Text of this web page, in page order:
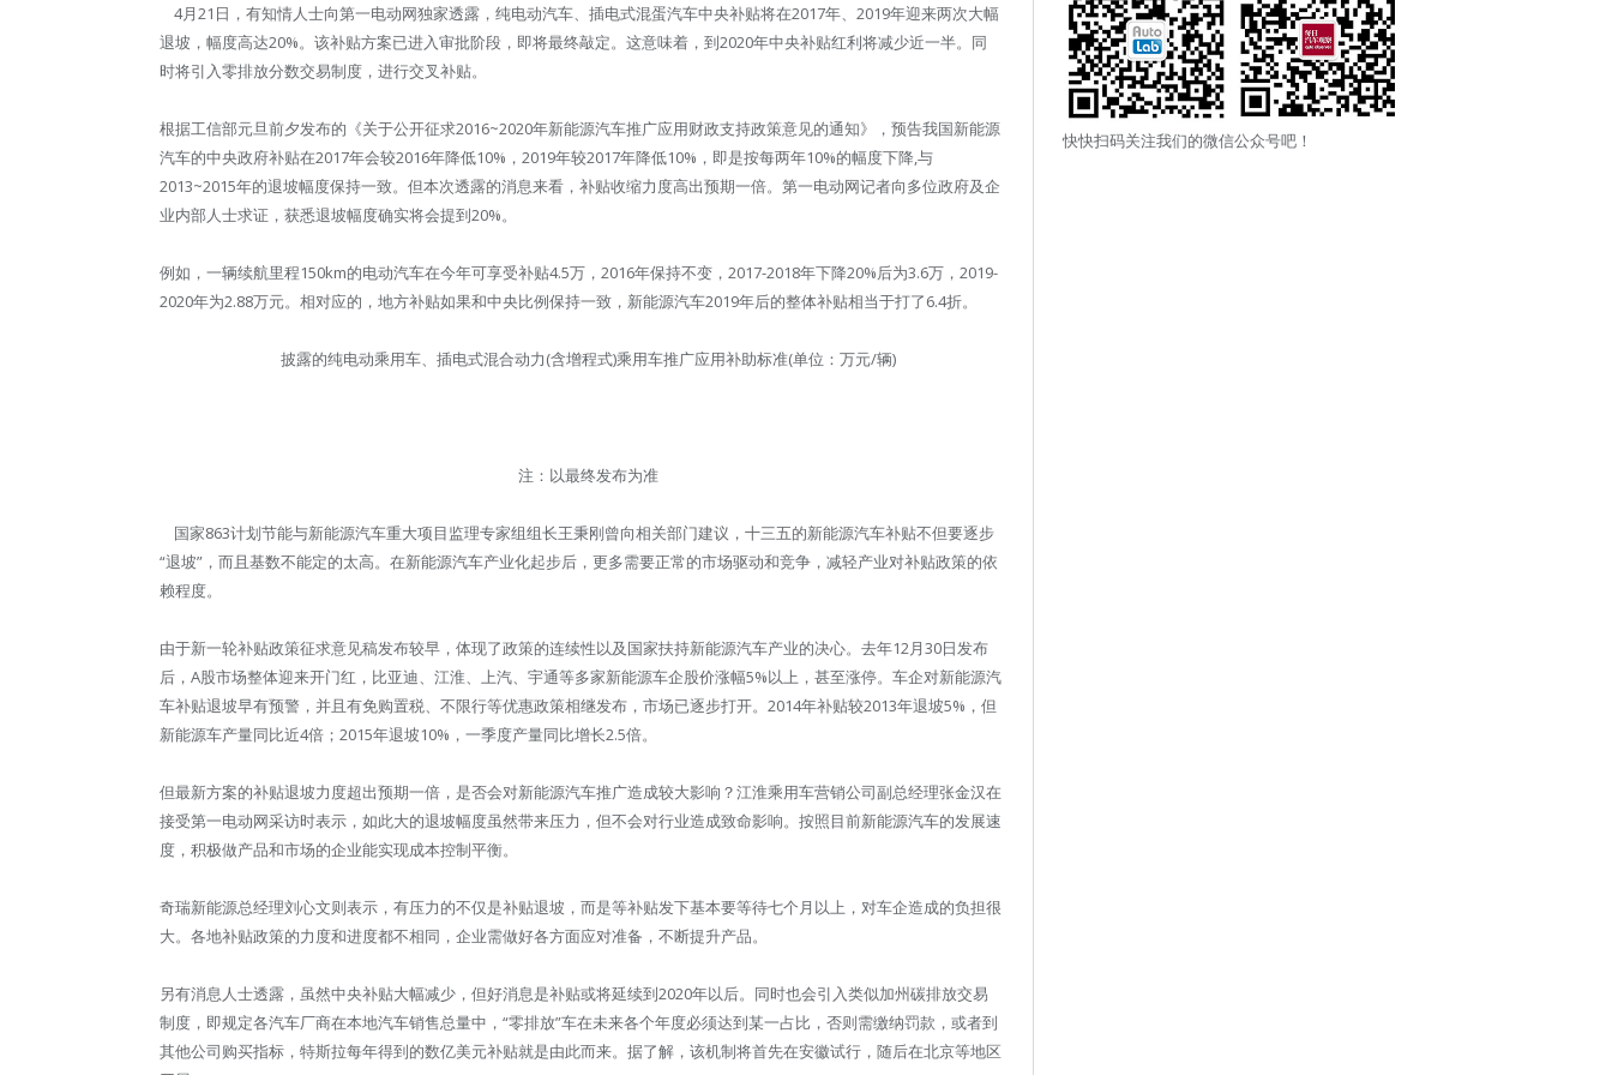
4月21日，有知情人士向第一电动网独家透露，纯电动汽车、插电式混蛋汽车中央补贴将在2017年、2019年迎来两次大幅
退坡，幅度高达20%。该补贴方案已进入审批阶段，即将最终敲定。这意味着，到2020年中央补贴红利将减少近一半。同
时将引入零排放分数交易制度，进行交叉补贴。
根据工信部元旦前夕发布的《关于公开征求2016~2020年新能源汽车推广应用财政支持政策意见的通知》，预告我国新能源
汽车的中央政府补贴在2017年会较2016年降低10%，2019年较2017年降低10%，即是按每两年10%的幅度下降,与
2013~2015年的退坡幅度保持一致。但本次透露的消息来看，补贴收缩力度高出预期一倍。第一电动网记者向多位政府及企
业内部人士求证，获悉退坡幅度确实将会提到20%。
例如，一辆续航里程150km的电动汽车在今年可享受补贴4.5万，2016年保持不变，2017-2018年下降20%后为3.6万，2019-
2020年为2.88万元。相对应的，地方补贴如果和中央比例保持一致，新能源汽车2019年后的整体补贴相当于打了6.4折。
披露的纯电动乘用车、插电式混合动力(含增程式)乘用车推广应用补助标准(单位：万元/辆)
注：以最终发布为准
国家863计划节能与新能源汽车重大项目监理专家组组长王秉刚曾向相关部门建议，十三五的新能源汽车补贴不但要逐步
“退坡”，而且基数不能定的太高。在新能源汽车产业化起步后，更多需要正常的市场驱动和竞争，减轻产业对补贴政策的依
赖程度。
由于新一轮补贴政策征求意见稿发布较早，体现了政策的连续性以及国家扶持新能源汽车产业的决心。去年12月30日发布
后，A股市场整体迎来开门红，比亚迪、江淮、上汽、宇通等多家新能源车企股价涨幅5%以上，甚至涨停。车企对新能源汽
车补贴退坡早有预警，并且有免购置税、不限行等优惠政策相继发布，市场已逐步打开。2014年补贴较2013年退坡5%，但
新能源车产量同比近4倍；2015年退坡10%，一季度产量同比增长2.5倍。
但最新方案的补贴退坡力度超出预期一倍，是否会对新能源汽车推广造成较大影响？江淮乘用车营销公司副总经理张金汉在
接受第一电动网采访时表示，如此大的退坡幅度虽然带来压力，但不会对行业造成致命影响。按照目前新能源汽车的发展速
度，积极做产品和市场的企业能实现成本控制平衡。
奇瑞新能源总经理刘心文则表示，有压力的不仅是补贴退坡，而是等补贴发下基本要等待七个月以上，对车企造成的负担很
大。各地补贴政策的力度和进度都不相同，企业需做好各方面应对准备，不断提升产品。
另有消息人士透露，虽然中央补贴大幅减少，但好消息是补贴或将延续到2020年以后。同时也会引入类似加州碳排放交易
制度，即规定各汽车厂商在本地汽车销售总量中，“零排放”车在未来各个年度必须达到某一占比，否则需缴纳罚款，或者到
其他公司购买指标，特斯拉每年得到的数亿美元补贴就是由此而来。据了解，该机制将首先在安徽试行，随后在北京等地区
快快扫码关注我们的微信公众号吧！